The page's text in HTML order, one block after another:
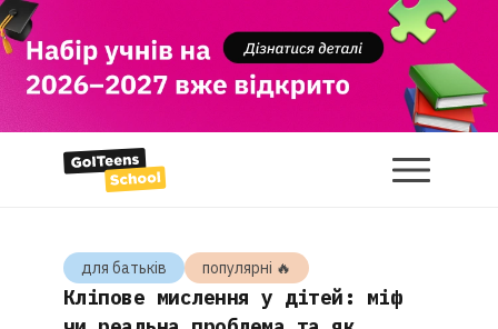
для батькiв популярнi 🔥
Кліпове мислення у дітей: міф